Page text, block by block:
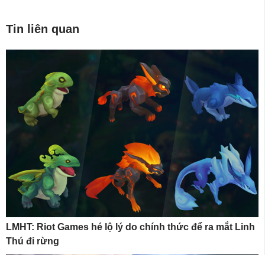
Tin liên quan
LMHT: Riot Games hé lộ lý do chính thức để ra mắt Linh
Thú đi rừng